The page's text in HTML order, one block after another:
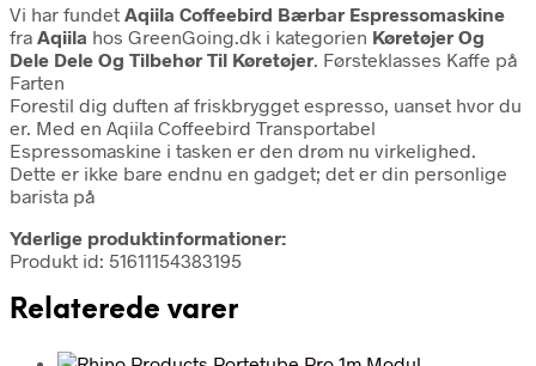
Vi har fundet Aqiila Coffeebird Bærbar Espressomaskine
fra Aqiila hos GreenGoing.dk i kategorien Køretøjer Og
Dele Dele Og Tilbehør Til Køretøjer. Førsteklasses Kaffe på
Farten
Forestil dig duften af friskbrygget espresso, uanset hvor du
er. Med en Aqiila Coffeebird Transportabel
Espressomaskine i tasken er den drøm nu virkelighed.
Dette er ikke bare endnu en gadget; det er din personlige
barista på
Yderlige produktinformationer:
Produkt id: 51611154383195
Relaterede varer